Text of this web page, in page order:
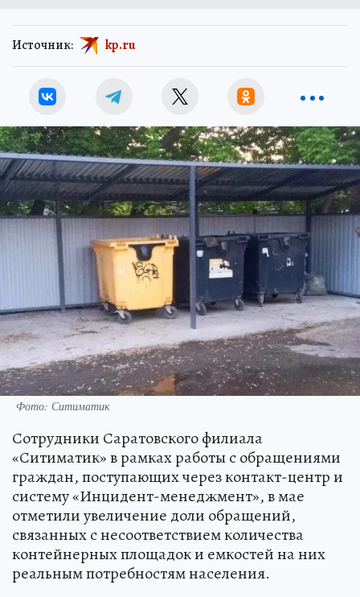
Источник: kp.ru
Фото: Ситиматик
Сотрудники Саратовского филиала
«Ситиматик» в рамках работы с обращениями
граждан, поступающих через контакт-центр и
систему «Инцидент-менеджмент», в мае
отметили увеличение доли обращений,
связанных с несоответствием количества
контейнерных площадок и емкостей на них
реальным потребностям населения.